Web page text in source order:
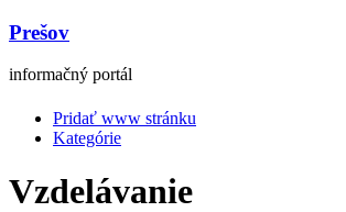
Prešov
informačný portál
Pridať www stránku
Kategórie
Vzdelávanie